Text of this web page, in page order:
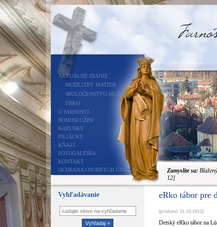
AKTUÁLNE DIANIE
MODLITBY MATIEK
SPOLOČENSTVO MUŽOV
ERKO
O FARNOSTI
BOHOSLUŽBY
KAPLNKY
FILIÁLKY
KŇAZI
FOTOGALÉRIA
KONTAKT
OCHRANA OSOBNÝCH ÚDAJOV
Zamyslite sa:
12]
eRko tábor pre
[pridané: 31.10.2012]
Detský eRko tábor na
Vyhľadávanie